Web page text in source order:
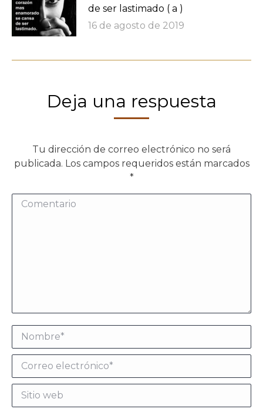
de ser lastimado ( a )
16 de agosto de 2019
Deja una respuesta
Tu dirección de correo electrónico no será
publicada. Los campos requeridos están marcados
*
Comentario
Nombre *
Correo electrónico *
Sitio web